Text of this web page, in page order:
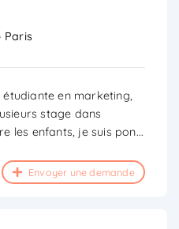
Paris
étudiante en marketing,
stage dans
les enfants, je suis pon...
Envoyer une demande